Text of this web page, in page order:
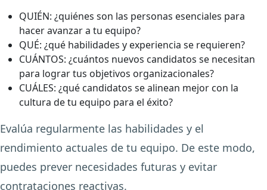
QUIÉN: ¿quiénes son las personas esenciales para
hacer avanzar a tu equipo?
QUÉ: ¿qué habilidades y experiencia se requieren?
CUÁNTOS: ¿cuántos nuevos candidatos se necesitan
para lograr tus objetivos organizacionales?
CUÁLES: ¿qué candidatos se alinean mejor con la
cultura de tu equipo para el éxito?
Evalúa regularmente las habilidades y el
rendimiento actuales de tu equipo. De este modo,
puedes prever necesidades futuras y evitar
contrataciones reactivas.